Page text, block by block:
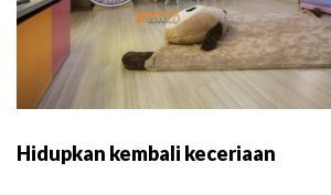
Hidupkan kembali keceriaan